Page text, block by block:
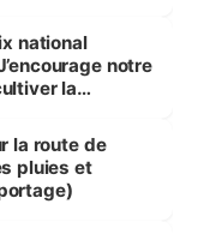
national
notre
la
la route de
pluies et